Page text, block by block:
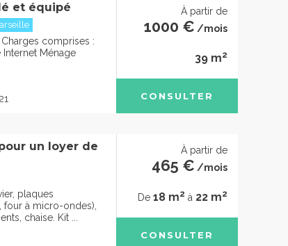
et équipé
comprises :
Internet Ménage
À partir de
1000 € /mois
39 m2
CONSULTER
pour un loyer de
plaques
four à micro-ondes),
chaise. Kit ...
À partir de
465 € /mois
De 18 m2 à 22 m2
CONSULTER